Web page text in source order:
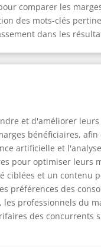
comparer les
des mots-clés
dans les
et d'améliorer leurs
bénéficiaires, afin
artificielle et
pour optimiser leurs
ciblées et un contenu
préférences des
professionnels du
des concurrents